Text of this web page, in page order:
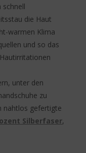
schnell
die Haut
warmen Klima
und so das
unter den
zu
nahtlos gefertigte
Silberfaser,